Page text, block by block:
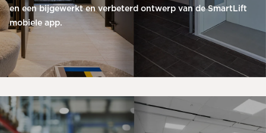
en een bijgewerkt en verbeterd ontwerp van de SmartLift
mobiele app.